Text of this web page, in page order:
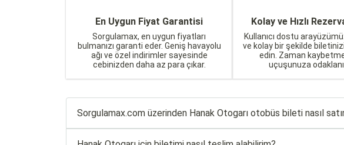
En Uygun Fiyat Garantisi
Sorgulamax, en uygun fiyatları
bulmanızı garanti eder. Geniş havayolu
ağı ve özel indirimler sayesinde
cebinizden daha az para çıkar.
Kolay ve Hızlı
Kullanıcı dostu
ve kolay bir şekilde
edin. Zaman
uçuşunuza
Sorgulamax.com üzerinden Hanak Otogarı otobüs bileti nasıl